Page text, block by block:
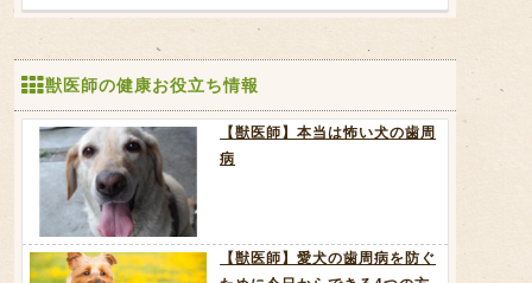
獣医師の健康お役立ち情報
【獣医師】本当は怖い犬の歯周
病
【獣医師】愛犬の歯周病を防ぐ